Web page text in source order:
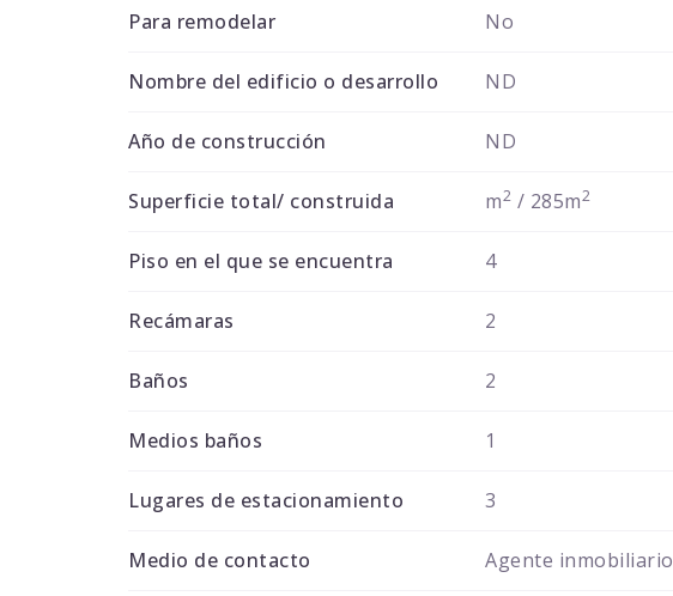
Para remodelar No
Nombre del edificio o desarrollo ND
Año de construcción ND
Superficie total/ construida m2 / 285m2
Piso en el que se encuentra 4
Recámaras 2
Baños 2
Medios baños 1
Lugares de estacionamiento 3
Medio de contacto Agente inmobiliario